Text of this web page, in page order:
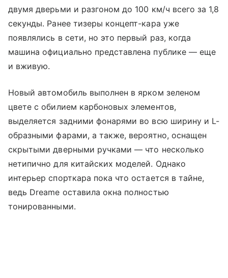
двумя дверьми и разгоном до 100 км/ч всего за 1,8
секунды. Ранее тизеры концепт-кара уже
появлялись в сети, но это первый раз, когда
машина официально представлена публике — еще
и вживую.
Новый автомобиль выполнен в ярком зеленом
цвете с обилием карбоновых элементов,
выделяется задними фонарями во всю ширину и L-
образными фарами, а также, вероятно, оснащен
скрытыми дверными ручками — что несколько
нетипично для китайских моделей. Однако
интерьер спорткара пока что остается в тайне,
ведь Dreame оставила окна полностью
тонированными.